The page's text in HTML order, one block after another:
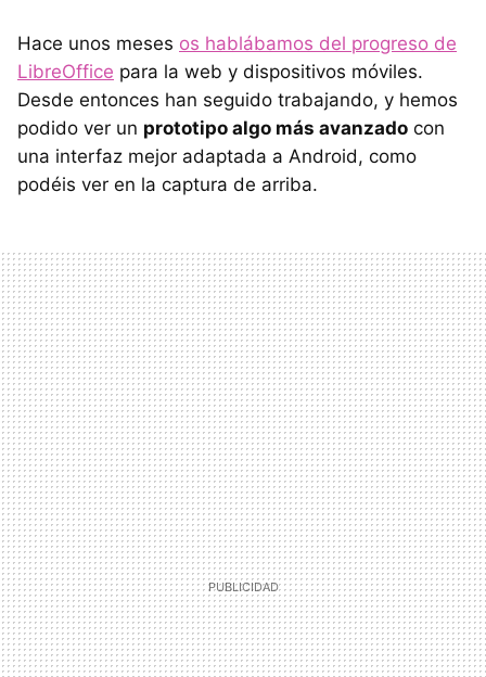
Hace unos meses os hablábamos del progreso de
LibreOffice para la web y dispositivos móviles.
Desde entonces han seguido trabajando, y hemos
podido ver un prototipo algo más avanzado con
una interfaz mejor adaptada a Android, como
podéis ver en la captura de arriba.